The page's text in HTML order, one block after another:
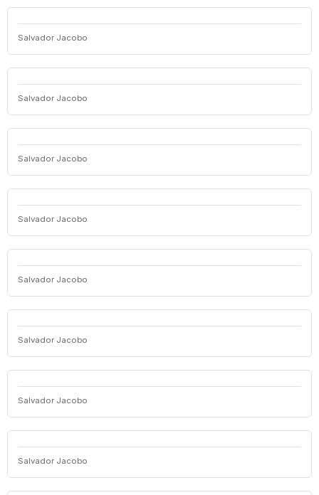
Salvador Jacobo
Salvador Jacobo
Salvador Jacobo
Salvador Jacobo
Salvador Jacobo
Salvador Jacobo
Salvador Jacobo
Salvador Jacobo